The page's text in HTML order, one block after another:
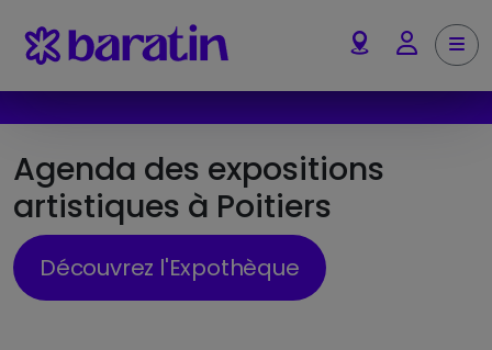
Account
Agenda des expositions
artistiques à Poitiers
Découvrez l'Expothèque